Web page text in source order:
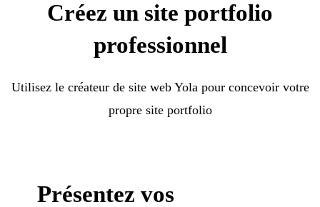
Créez un site portfolio
professionnel
Utilisez le créateur de site web Yola pour concevoir votre
propre site portfolio
Présentez vos